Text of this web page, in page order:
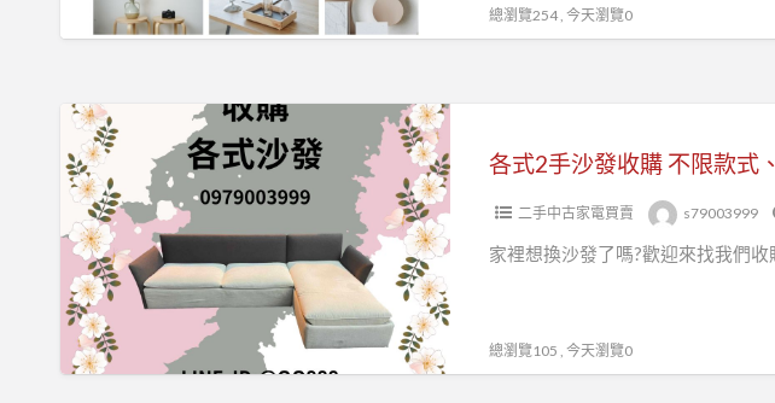
家
現
場
爆
高
CP
值
優
惠
活
宏
二
家
具
館
一
次
搞
定
總瀏覽254 , 今天瀏覽0
各
式
2
手
沙
發
收
購
不
二手中古家電買賣 s79003999
家裡想換沙發了嗎?歡迎來找我們
總瀏覽105 , 今天瀏覽0